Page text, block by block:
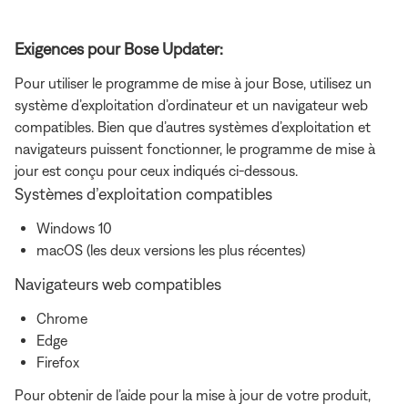
Exigences pour Bose Updater:
Pour utiliser le programme de mise à jour Bose, utilisez un
système d’exploitation d’ordinateur et un navigateur web
compatibles. Bien que d’autres systèmes d’exploitation et
navigateurs puissent fonctionner, le programme de mise à
jour est conçu pour ceux indiqués ci-dessous.
Systèmes d’exploitation compatibles
Windows 10
macOS (les deux versions les plus récentes)
Navigateurs web compatibles
Chrome
Edge
Firefox
Pour obtenir de l’aide pour la mise à jour de votre produit,